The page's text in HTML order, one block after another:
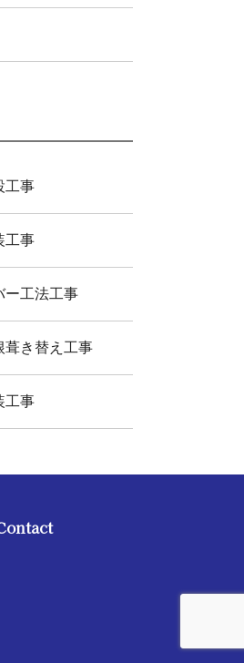
工事
工事
ー工法工事
葺き替え工事
工事